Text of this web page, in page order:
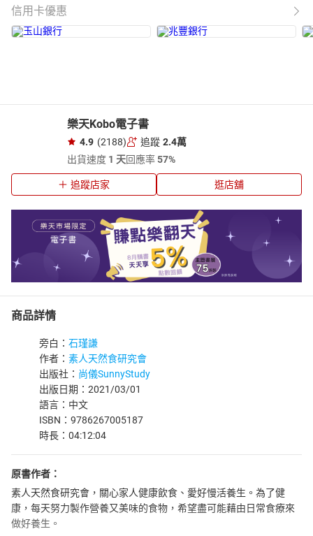
信用卡優惠
樂天Kobo電子書
4.9 (2188) 追蹤 2.4萬
出貨速度 1 天回應率57%
追蹤店家 逛店舖
商品詳情
旁白： 石瑾謙
作者： 素人天然食研究會
出版社： 尚儀SunnyStudy
出版日期：2021/03/01
語言：中文
ISBN：9786267005187
時長：04:12:04
原書作者：
素人天然食研究會，關心家人健康飲食、愛好慢活養生。為了健
康，每天努力製作營養又美味的食物，希望盡可能藉由日常食療來
做好養生。